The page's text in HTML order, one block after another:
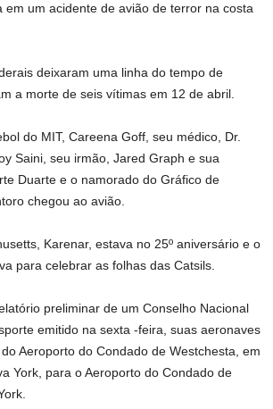
em um acidente de avião de terror na costa
deixaram uma linha do tempo de
a morte de seis vítimas em 12 de abril.
do MIT, Careena Goff, seu médico, Dr.
Saini, seu irmão, Jared Graph e sua
Duarte e o namorado do Gráfico de
chegou ao avião.
Karenar, estava no 25º aniversário e o
para celebrar as folhas das Catsils.
preliminar de um Conselho Nacional
emitido na sexta -feira, suas aeronaves
Aeroporto do Condado de Westchesta, em
York, para o Aeroporto do Condado de